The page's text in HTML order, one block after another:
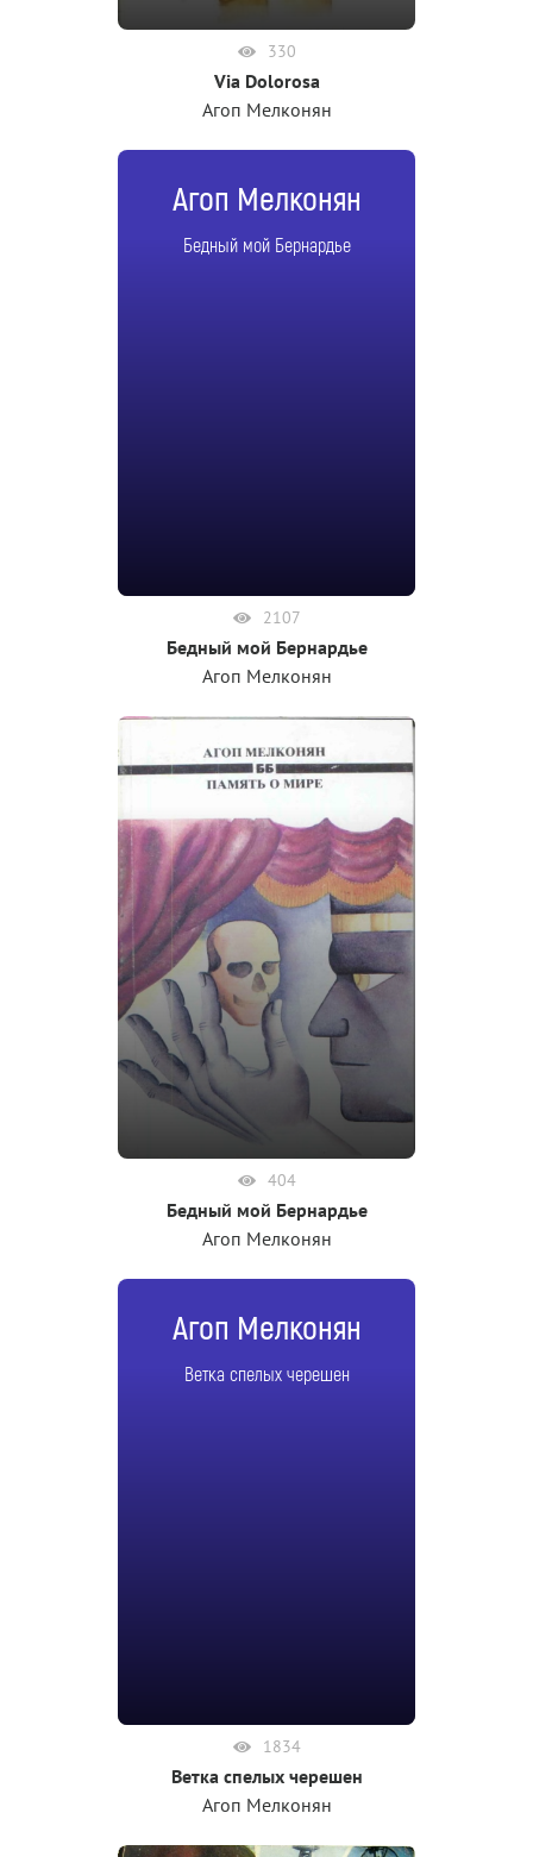
330
Via Dolorosa
Агоп Мелконян
Агоп Мелконян
Бедный мой Бернардье
2107
Бедный мой Бернардье
Агоп Мелконян
404
Бедный мой Бернардье
Агоп Мелконян
Агоп Мелконян
Ветка спелых черешен
1834
Ветка спелых черешен
Агоп Мелконян